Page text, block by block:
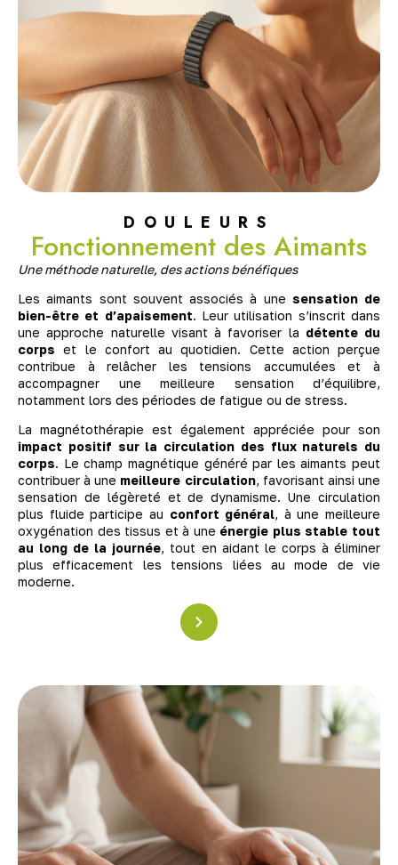
DOULEURS
Fonctionnement des Aimants
Une méthode naturelle, des actions bénéfiques
Les aimants sont souvent associés à une sensation de
bien-être et d’apaisement. Leur utilisation s’inscrit dans
une approche naturelle visant à favoriser la détente du
corps et le confort au quotidien. Cette action perçue
contribue à relâcher les tensions accumulées et à
accompagner une meilleure sensation d’équilibre,
notamment lors des périodes de fatigue ou de stress.
La magnétothérapie est également appréciée pour son
impact positif sur la circulation des flux naturels du
corps. Le champ magnétique généré par les aimants peut
contribuer à une meilleure circulation, favorisant ainsi une
sensation de légèreté et de dynamisme. Une circulation
plus fluide participe au confort général, à une meilleure
oxygénation des tissus et à une énergie plus stable tout
au long de la journée, tout en aidant le corps à éliminer
plus efficacement les tensions liées au mode de vie
moderne.